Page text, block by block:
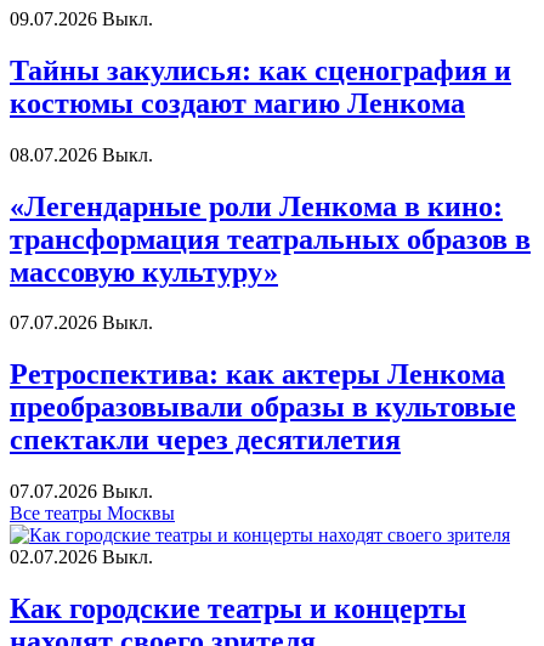
09.07.2026 Выкл.
Тайны закулисья: как сценография и
костюмы создают магию Ленкома
08.07.2026 Выкл.
«Легендарные роли Ленкома в кино:
трансформация театральных образов в
массовую культуру»
07.07.2026 Выкл.
Ретроспектива: как актеры Ленкома
преобразовывали образы в культовые
спектакли через десятилетия
07.07.2026 Выкл.
Все театры Москвы
02.07.2026 Выкл.
Как городские театры и концерты